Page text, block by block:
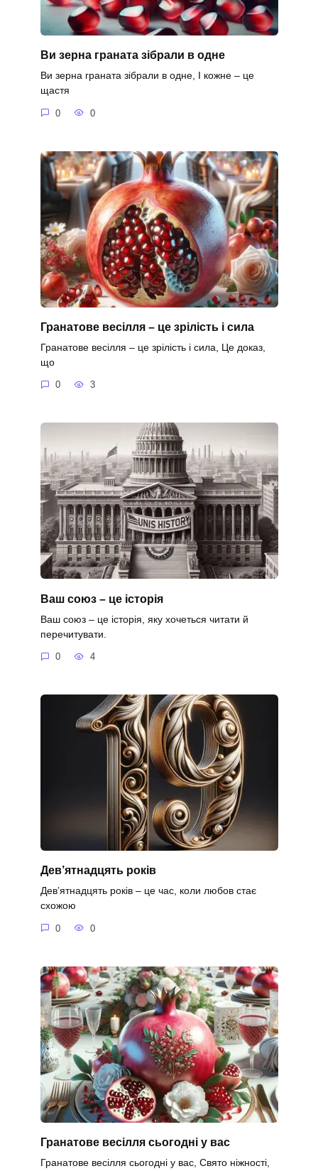
Ви зерна граната зібрали в одне
Ви зерна граната зібрали в одне, І кожне – це
щастя
0 0
Гранатове весілля – це зрілість і сила
Гранатове весілля – це зрілість і сила, Це доказ,
що
0 3
Ваш союз – це історія
Ваш союз – це історія, яку хочеться читати й
перечитувати.
0 4
Дев’ятнадцять років
Дев’ятнадцять років – це час, коли любов стає
схожою
0 0
Гранатове весілля сьогодні у вас
Гранатове весілля сьогодні у вас, Свято ніжності,